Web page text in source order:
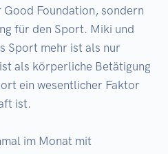
Foundation, sondern
für den Sport. Miki und
Sport mehr ist als nur
als körperliche Betätigung
ein wesentlicher Faktor
ist.
im Monat mit